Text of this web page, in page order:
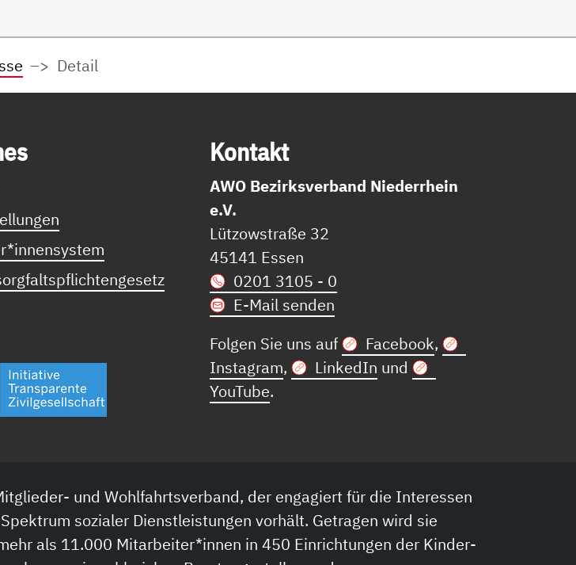
Detail
Kon­takt
AWO Bezirksverband Niederrhein
e.V.
Lützowstraße 32
45141 Essen
0201 3105 - 0
E-Mail senden
Folgen Sie uns auf
Facebook,
Instagram, LinkedIn und
YouTube.
und Wohlfahrtsverband, der engagiert für die Interessen
sozialer Dienstleistungen vorhält. Getragen wird sie
als 11.000 Mitarbeiter*innen in 450 Einrichtungen der Kinder-